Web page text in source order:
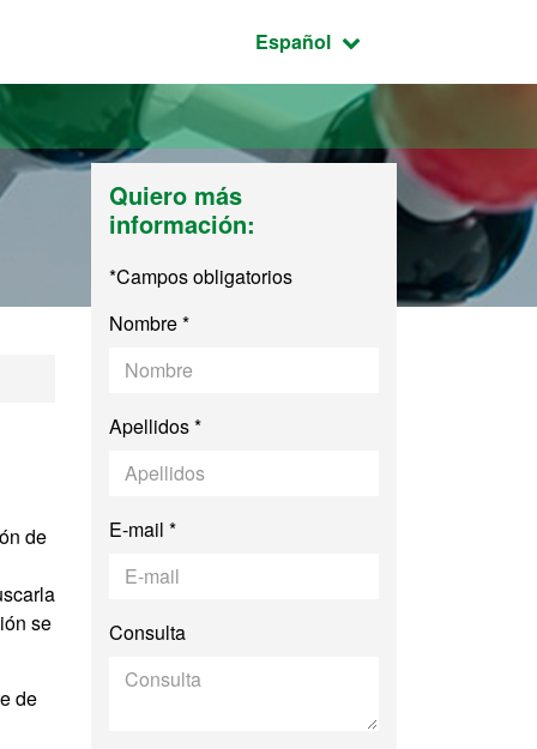
Idioma seleccionado:
Español
de
se
de
Quiero más
información:
*Campos obligatorios
Nombre *
Apellidos *
E-mail *
Consulta